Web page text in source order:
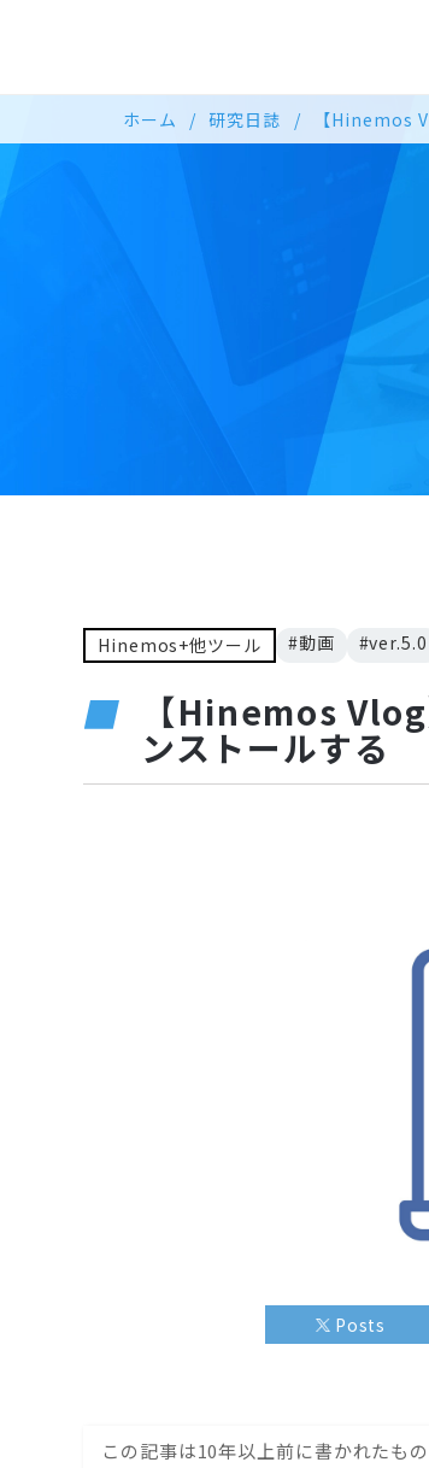
ホーム 研究日誌 【Hinemos
Hinemos+他ツール #動画 #ver.5.0
【Hinemos
ンストールする
Posts
この記事は10年以上前に書かれたも